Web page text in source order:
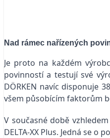
Nad rámec nařízených
Je proto na každém
povinností a testují své
DÖRKEN navíc disponuje
všem působícím faktorům
V současné době
DELTA-XX Plus. Jedná se